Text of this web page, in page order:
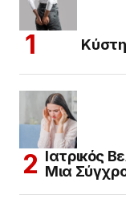
Κύστη
Ιατρικός
Μια